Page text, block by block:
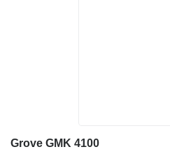
Grove GMK 4100